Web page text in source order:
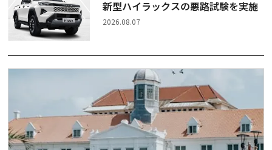
新型ハイラックスの悪路試験を実施
2026.08.07